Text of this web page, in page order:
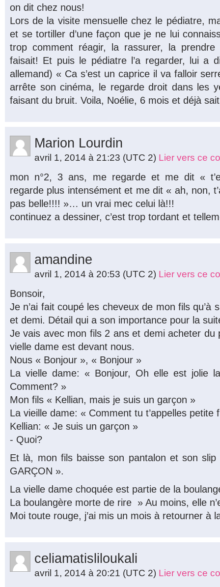
on dit chez nous!
Lors de la visite mensuelle chez le pédiatre,
et se tortiller d’une façon que je ne lui
trop comment réagir, la rassurer, la
faisait! Et puis le pédiatre l’a regarder, lui a
allemand) « Ca s’est un caprice il va falloir
arrête son cinéma, le regarde droit dans les
faisant du bruit. Voila, Noélie, 6 mois et déjà
Marion Lourdin
avril 1, 2014 à 21:23 (UTC 2) Lier vers ce
mon n°2, 3 ans, me regarde et me dit «
regarde plus intensément et me dit « ah, non,
pas belle!!!! »… un vrai mec celui là!!!
continuez a dessiner, c’est trop tordant et
amandine
avril 1, 2014 à 20:53 (UTC 2) Lier vers ce
Bonsoir,
Je n’ai fait coupé les cheveux de mon fils qu’à
et demi. Détail qui a son importance pour la
Je vais avec mon fils 2 ans et demi acheter du
vielle dame est devant nous.
Nous « Bonjour », « Bonjour »
La vielle dame: « Bonjour, Oh elle est jolie
Comment? »
Mon fils « Kellian, mais je suis un garçon »
La vieille dame: « Comment tu t’appelles petite
Kellian: « Je suis un garçon »
- Quoi?
Et là, mon fils baisse son pantalon et son
GARÇON ».
La vielle dame choquée est partie de la
La boulangère morte de rire » Au moins, elle
Moi toute rouge, j’ai mis un mois à retourner à
celiamatisliloukali
avril 1, 2014 à 20:21 (UTC 2) Lier vers ce